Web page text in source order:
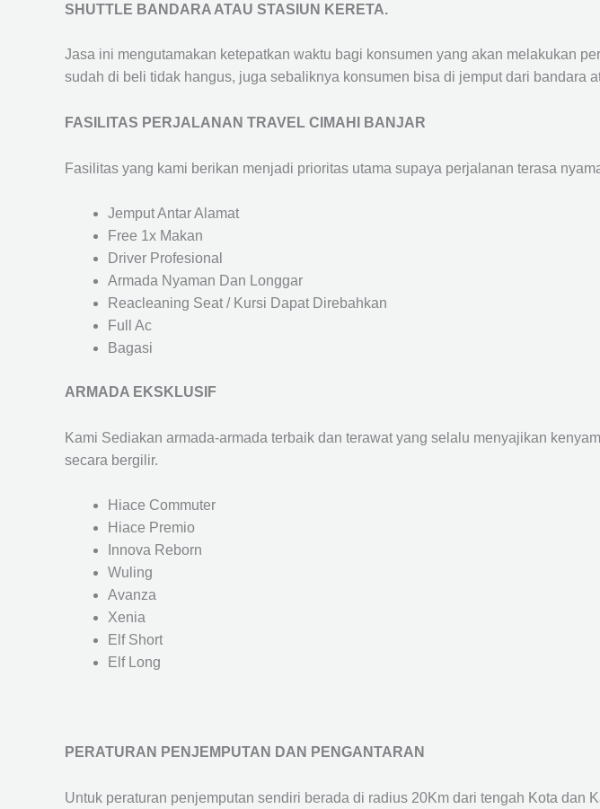
SHUTTLE BANDARA ATAU STASIUN KERETA.
Jasa ini mengutamakan ketepatkan waktu bagi konsumen yang akan melakukan
sudah di beli tidak hangus, juga sebaliknya konsumen bisa di jemput dari bandara
FASILITAS PERJALANAN TRAVEL CIMAHI BANJAR
Fasilitas yang kami berikan menjadi prioritas utama supaya perjalanan terasa
Jemput Antar Alamat
Free 1x Makan
Driver Profesional
Armada Nyaman Dan Longgar
Reacleaning Seat / Kursi Dapat Direbahkan
Full Ac
Bagasi
ARMADA EKSKLUSIF
Kami Sediakan armada-armada terbaik dan terawat yang selalu menyajikan
secara bergilir.
Hiace Commuter
Hiace Premio
Innova Reborn
Wuling
Avanza
Xenia
Elf Short
Elf Long
PERATURAN PENJEMPUTAN DAN PENGANTARAN
Untuk peraturan penjemputan sendiri berada di radius 20Km dari tengah Kota